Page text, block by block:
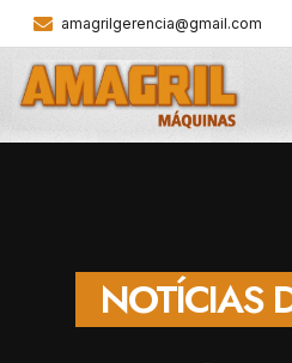
amagrilgerencia@gmail.com
NOTÍCIAS